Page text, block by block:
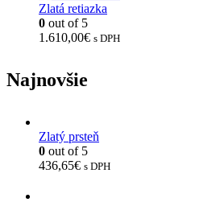
Zlatá retiazka
0 out of 5
1.610,00€ s DPH
Najnovšie
Zlatý prsteň
0 out of 5
436,65€ s DPH